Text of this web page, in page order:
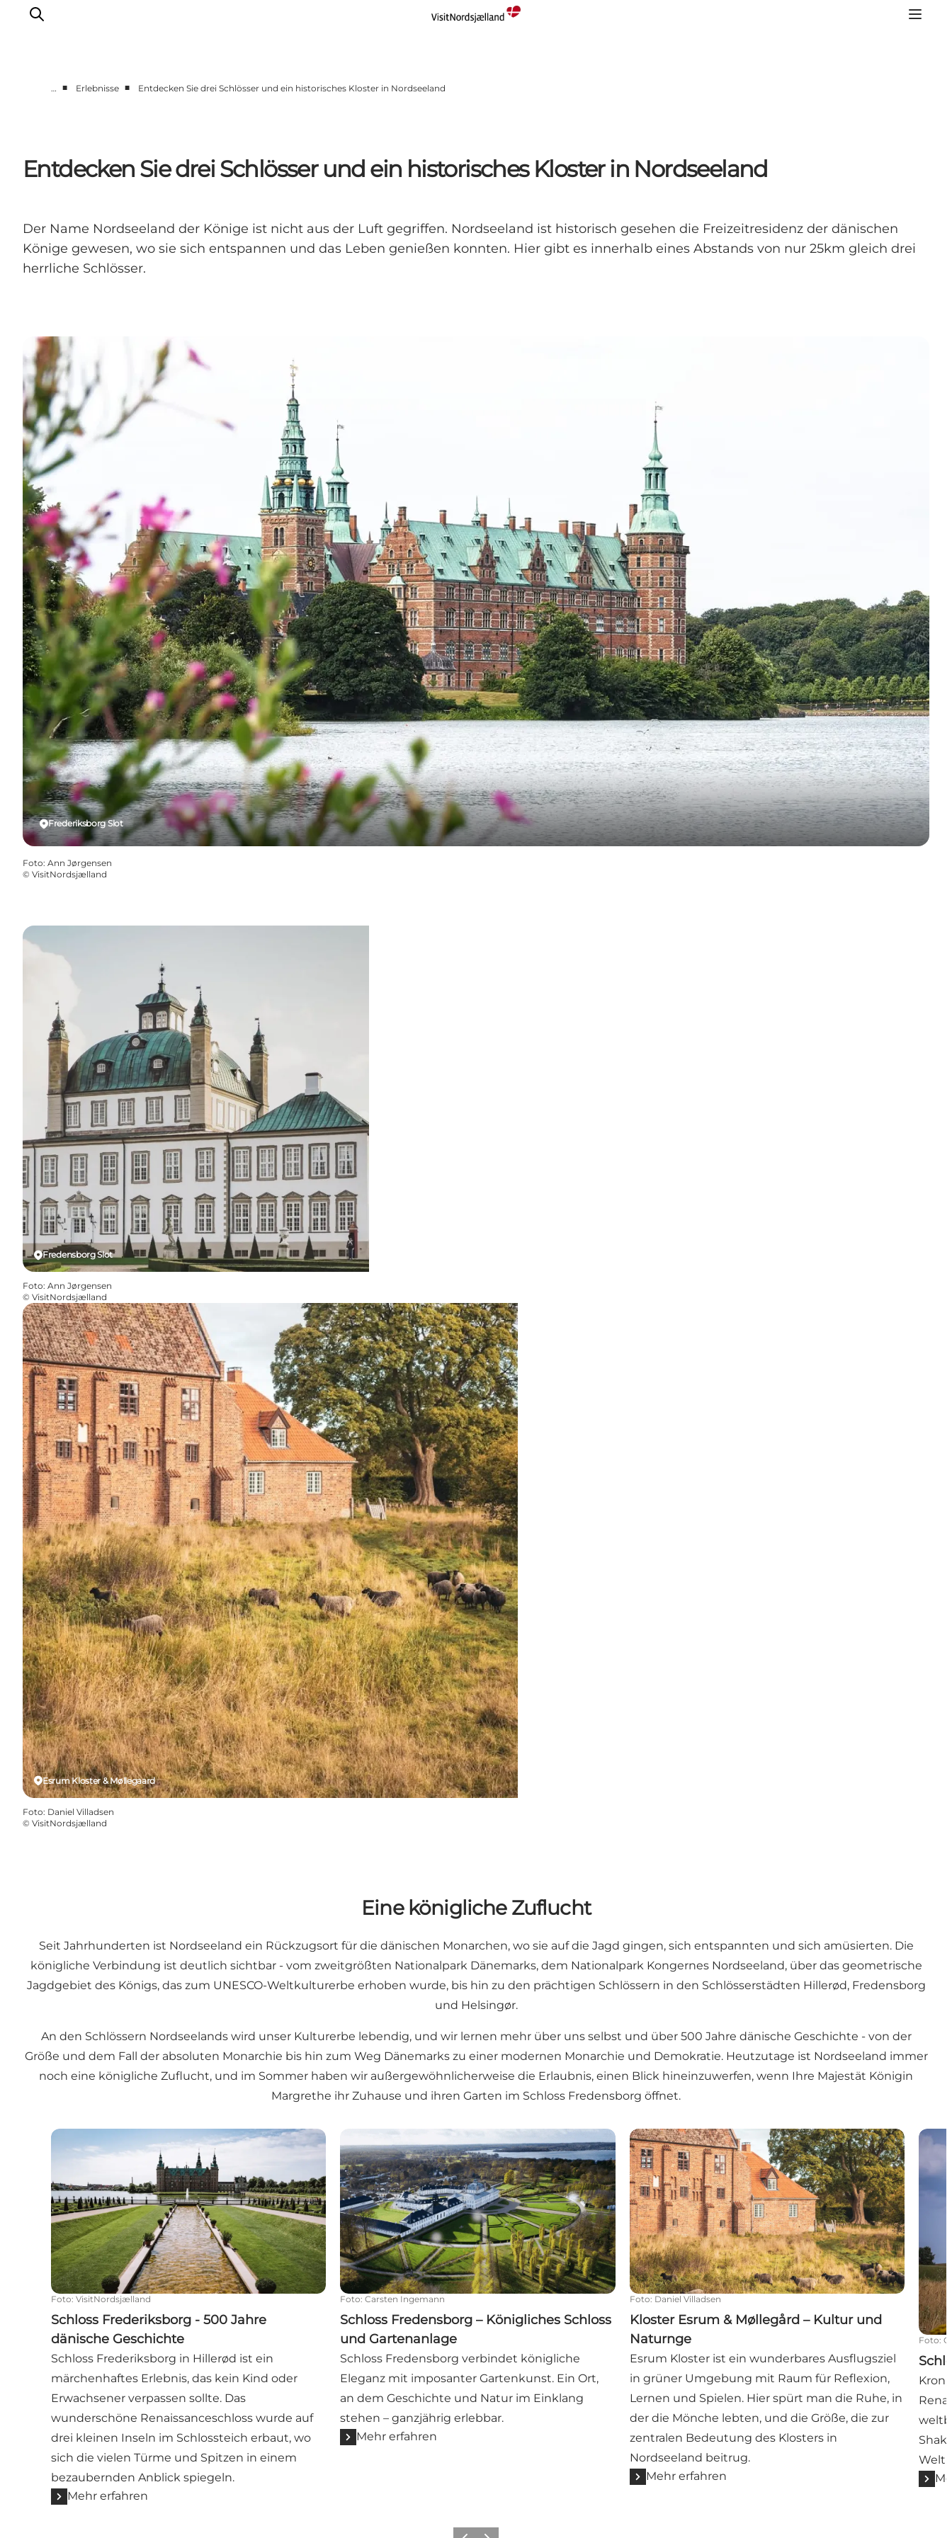
Geschmack
Unterkünfte
Reiseplanung
… ■ Erlebnisse ■ Entdecken Sie drei Schlösser und ein historisches Kloster in Nordseeland
Entdecken Sie drei Schlösser und ein historisches Kloster in Nordseeland
Der Name Nordseeland der Könige ist nicht aus der Luft gegriffen. Nordseeland ist historisch gesehen die Freizeitresidenz der dänischen
Könige gewesen, wo sie sich entspannen und das Leben genießen konnten. Hier gibt es innerhalb eines Abstands von nur 25km gleich drei
herrliche Schlösser.
Frederiksborg Slot
Foto: Ann Jørgensen
© VisitNordsjælland
Fredensborg Slot
Foto: Ann Jørgensen
© VisitNordsjælland
Esrum Kloster & Møllegaard
Foto: Daniel Villadsen
© VisitNordsjælland
Eine königliche Zuflucht
Seit Jahrhunderten ist Nordseeland ein Rückzugsort für die dänischen Monarchen, wo sie auf die Jagd gingen, sich entspannten und sich amüsierten. Die
königliche Verbindung ist deutlich sichtbar - vom zweitgrößten Nationalpark Dänemarks, dem Nationalpark Kongernes Nordseeland, über das geometrische
Jagdgebiet des Königs, das zum UNESCO-Weltkulturerbe erhoben wurde, bis hin zu den prächtigen Schlössern in den Schlösserstädten Hillerød, Fredensborg
und Helsingør.
An den Schlössern Nordseelands wird unser Kulturerbe lebendig, und wir lernen mehr über uns selbst und über 500 Jahre dänische Geschichte - von der
Größe und dem Fall der absoluten Monarchie bis hin zum Weg Dänemarks zu einer modernen Monarchie und Demokratie. Heutzutage ist Nordseeland immer
noch eine königliche Zuflucht, und im Sommer haben wir außergewöhnlicherweise die Erlaubnis, einen Blick hineinzuwerfen, wenn Ihre Majestät Königin
Margrethe ihr Zuhause und ihren Garten im Schloss Fredensborg öffnet.
Schloss Frederiksborg - 500 Jahre dänische Geschichte
Foto: VisitNordsjælland
Schloss Frederiksborg - 500 Jahre
dänische Geschichte
Schloss Frederiksborg in Hillerød ist ein
märchenhaftes Erlebnis, das kein Kind oder
Erwachsener verpassen sollte. Das
wunderschöne Renaissanceschloss wurde auf
drei kleinen Inseln im Schlossteich erbaut, wo
sich die vielen Türme und Spitzen in einem
bezaubernden Anblick spiegeln.
Mehr erfahren
Schloss Fredensborg – Königliches Schloss und Gartenanlage
Foto: Carsten Ingemann
Schloss Fredensborg – Königliches Schloss
und Gartenanlage
Schloss Fredensborg verbindet königliche
Eleganz mit imposanter Gartenkunst. Ein Ort,
an dem Geschichte und Natur im Einklang
stehen – ganzjährig erlebbar.
Mehr erfahren
Kloster Esrum & Møllegård – Kultur und Naturnge
Foto: Daniel Villadsen
Kloster Esrum & Møllegård – Kultur und
Naturnge
Esrum Kloster ist ein wunderbares Ausflugsziel
in grüner Umgebung mit Raum für Reflexion,
Lernen und Spielen. Hier spürt man die Ruhe, in
der die Mönche lebten, und die Größe, die zur
zentralen Bedeutung des Klosters in
Nordseeland beitrug.
Mehr erfahren
Foto: